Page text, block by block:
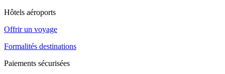
Hôtels aéroports
Offrir un voyage
Formalités destinations
Paiements sécurisées